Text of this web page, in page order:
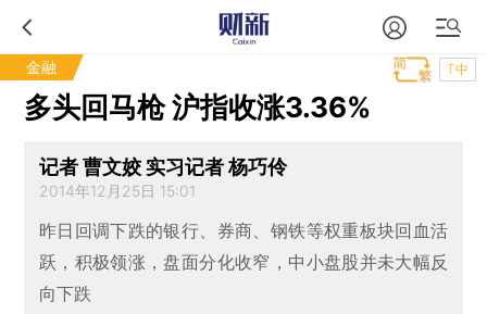
金融 T中
多头回马枪 沪指收涨3.36%
记者 曹文姣 实习记者 杨巧伶
2014年12月25日 15:01
昨日回调下跌的银行、券商、钢铁等权重板块回血活
跃，积极领涨，盘面分化收窄，中小盘股并未大幅反
向下跌